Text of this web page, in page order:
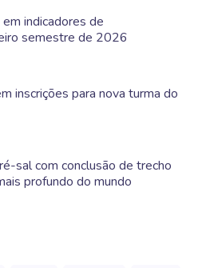
indicadores de
semestre de 2026
inscrições para nova turma do
sal com conclusão de trecho
profundo do mundo